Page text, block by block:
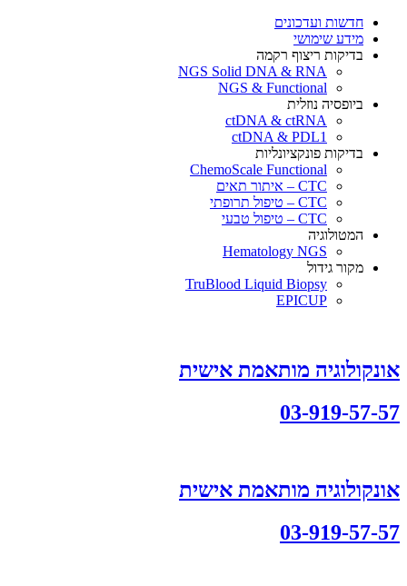
חדשות ועדכונים
מידע שימושי
בדיקות ריצוף רקמה
NGS Solid DNA & RNA
NGS & Functional
ביופסיה נוזלית
ctDNA & ctRNA
ctDNA & PDL1
בדיקות פונקציונליות
ChemoScale Functional
CTC – איתור תאים
CTC – טיפול תרופתי
CTC – טיפול טבעי
המטולוגיה
Hematology NGS
מקור גידול
TruBlood Liquid Biopsy
EPICUP
אונקולוגיה מותאמת אישית
03-919-57-57
אונקולוגיה מותאמת אישית
03-919-57-57